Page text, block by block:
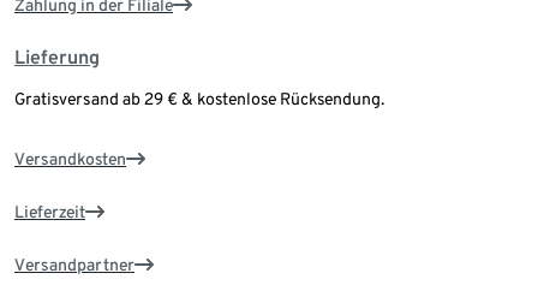
Zahlung in der Filiale
Lieferung
Gratisversand ab 29 € & kostenlose Rücksendung.
Versandkosten
Lieferzeit
Versandpartner